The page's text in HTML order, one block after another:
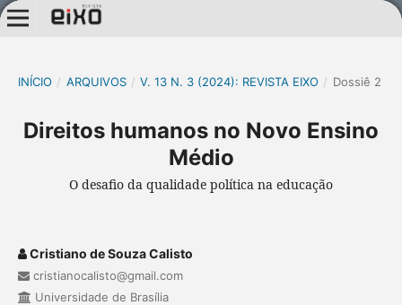
INÍCIO / ARQUIVOS / V. 13 N. 3 (2024): REVISTA EIXO / Dossiê 2
Direitos humanos no Novo Ensino
Médio
O desafio da qualidade política na educação
Cristiano de Souza Calisto
cristianocalisto@gmail.com
Universidade de Brasília